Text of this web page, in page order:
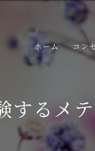
ホーム コン
するメ